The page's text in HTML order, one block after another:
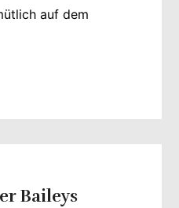
auf dem
Baileys